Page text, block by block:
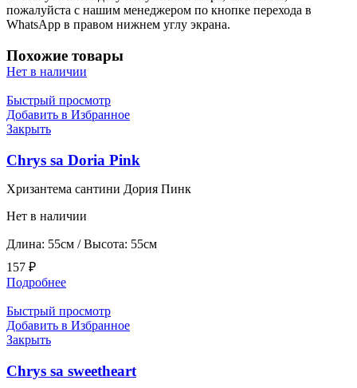
пожалуйста с нашим менеджером по кнопке перехода в
WhatsApp в правом нижнем углу экрана.
Похожие товары
Нет в наличии
Быстрый просмотр
Добавить в Избранное
Закрыть
Chrys sa Doria Pink
Хризантема сантини Дория Пинк
Нет в наличии
Длина: 55см / Высота: 55см
157 ₽
Подробнее
Быстрый просмотр
Добавить в Избранное
Закрыть
Chrys sa sweetheart